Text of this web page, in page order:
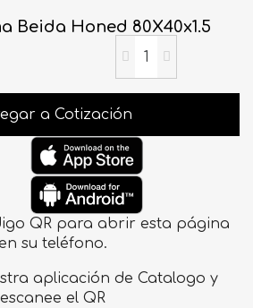
Beida Honed 80X40x1.5
a Cotización
aplicación de Catalogo y
escanee el QR